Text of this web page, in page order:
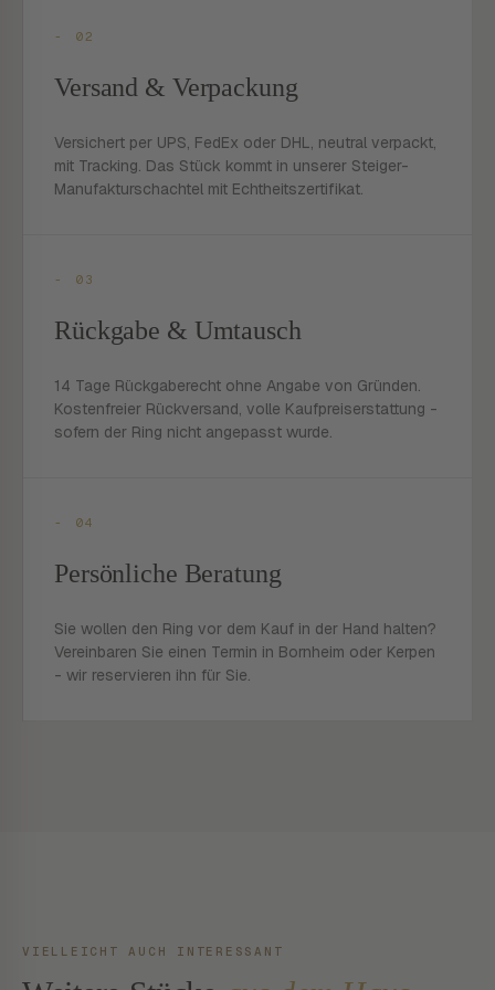
- 02
Versand & Verpackung
Versichert per UPS, FedEx oder DHL, neutral verpackt,
mit Tracking. Das Stück kommt in unserer Steiger-
Manufakturschachtel mit Echtheitszertifikat.
- 03
Rückgabe & Umtausch
14 Tage Rückgaberecht ohne Angabe von Gründen.
Kostenfreier Rückversand, volle Kaufpreiserstattung -
sofern der Ring nicht angepasst wurde.
- 04
Persönliche Beratung
Sie wollen den Ring vor dem Kauf in der Hand halten?
Vereinbaren Sie einen Termin in Bornheim oder Kerpen
- wir reservieren ihn für Sie.
VIELLEICHT AUCH INTERESSANT